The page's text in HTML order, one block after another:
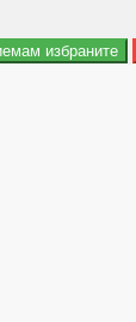
избраните